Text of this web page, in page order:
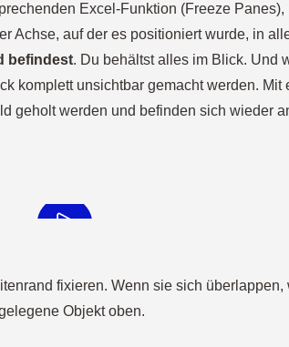
Excel-Funktion (Freeze Panes),
Achse, auf der es positioniert wurde, in
befindest. Du behältst alles im Blick. Und
komplett unsichtbar gemacht werden. Mit
geholt werden und befinden sich wieder
fixieren. Wenn sie sich überlappen,
Objekt oben.